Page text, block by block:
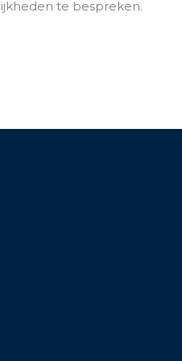
te bespreken.